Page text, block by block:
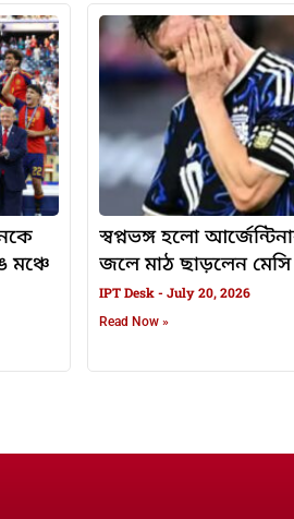
মঞ্চে
স্বপ্নভঙ্গ হলো
জলে মাঠ ছাড়লেন মেসি
IPT Desk July 20, 2026
Read Now »